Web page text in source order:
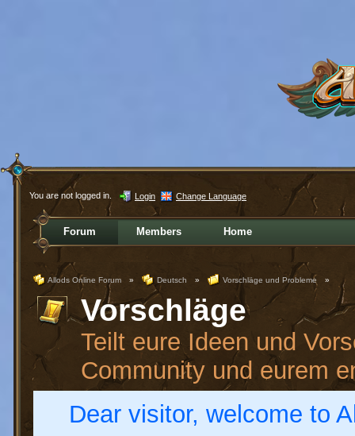
You are not logged in. Login Change Language
Forum Members Home
Allods Online Forum » Deutsch » Vorschläge und Probleme »
Vorschläge
Teilt eure Ideen und
Community und eurem
Dear visitor, welcome to